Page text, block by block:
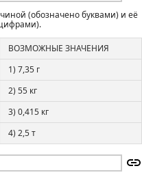
(обозначено буквами) и её
ВОЗМОЖНЫЕ ЗНАЧЕНИЯ
1) 7,35 г
2) 55 кг
3) 0,415 кг
4) 2,5 т